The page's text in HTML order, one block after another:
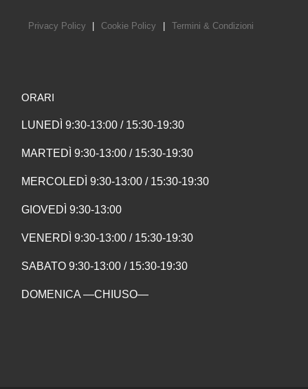
Privacy Policy Cookie Policy Termini & Condizioni
ORARI
LUNEDÌ 9:30-13:00 / 15:30-19:30
MARTEDÌ 9:30-13:00 / 15:30-19:30
MERCOLEDÌ 9:30-13:00 / 15:30-19:30
GIOVEDÌ 9:30-13:00
VENERDÌ 9:30-13:00 / 15:30-19:30
SABATO 9:30-13:00 / 15:30-19:30
DOMENICA —CHIUSO—